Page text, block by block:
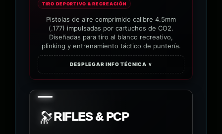
TIRO DEPORTIVO & RECREACIÓN
Pistolas de aire comprimido calibre 4.5mm
(.177) impulsadas por cartuchos de CO2.
Diseñadas para tiro al blanco recreativo,
plinking y entrenamiento táctico de puntería.
DESPLEGAR INFO TÉCNICA ∨
🔭RIFLES & PCP